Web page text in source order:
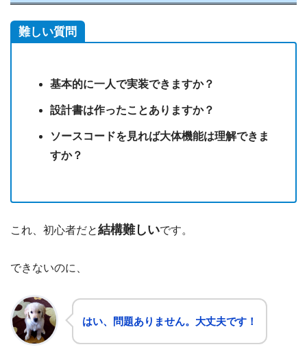
難しい質問
基本的に一人で実装できますか？
設計書は作ったことありますか？
ソースコードを見れば大体機能は理解できま
すか？
これ、初心者だと結構難しいです。
できないのに、
はい、問題ありません。大丈夫です！